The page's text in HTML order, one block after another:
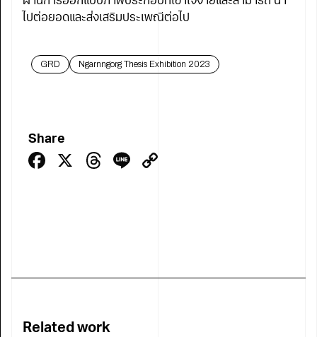
ไปต่อยอดและส่งเสริมประเพณีต่อไป
GRD Ngarnngorg Thesis Exhibition 2023
Share
Facebook
X Threads
Line
Related work